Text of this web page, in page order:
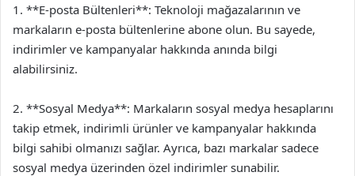
1. **E-posta Bültenleri**: Teknoloji mağazalarının ve
markaların e-posta bültenlerine abone olun. Bu sayede,
indirimler ve kampanyalar hakkında anında bilgi
alabilirsiniz.
2. **Sosyal Medya**: Markaların sosyal medya hesaplarını
takip etmek, indirimli ürünler ve kampanyalar hakkında
bilgi sahibi olmanızı sağlar. Ayrıca, bazı markalar sadece
sosyal medya üzerinden özel indirimler sunabilir.